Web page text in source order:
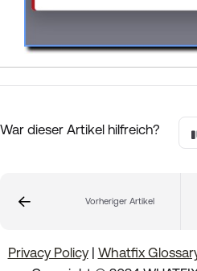
War dieser Artikel hilfreich?
Vorheriger Artikel
Privacy Policy| Whatfix